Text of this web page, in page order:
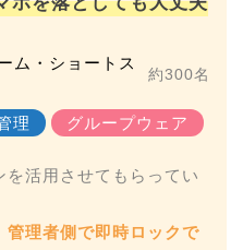
ム・ショートス
約300名
を活用させてもらってい
管理者側で即時ロックで